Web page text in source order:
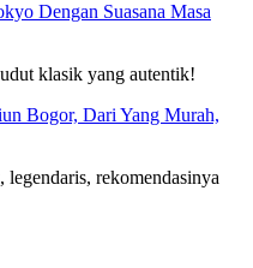
Dengan Suasana Masa
klasik yang autentik!
Bogor, Dari Yang Murah,
legendaris, rekomendasinya